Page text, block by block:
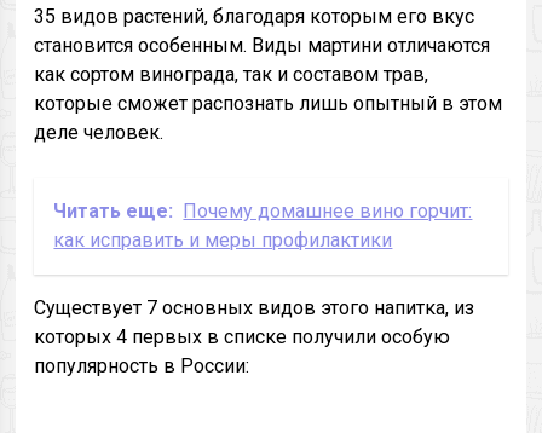
35 видов растений, благодаря которым его вкус
становится особенным. Виды мартини отличаются
как сортом винограда, так и составом трав,
которые сможет распознать лишь опытный в этом
деле человек.
Читать еще: Почему домашнее вино горчит:
как исправить и меры профилактики
Существует 7 основных видов этого напитка, из
которых 4 первых в списке получили особую
популярность в России: